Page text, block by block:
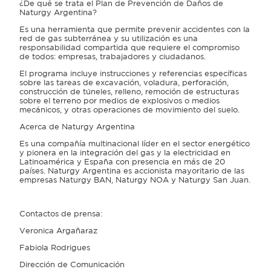
¿De qué se trata el Plan de Prevención de Daños de
Naturgy Argentina?
Es una herramienta que permite prevenir accidentes con la
red de gas subterránea y su utilización es una
responsabilidad compartida que requiere el compromiso
de todos: empresas, trabajadores y ciudadanos.
El programa incluye instrucciones y referencias específicas
sobre las tareas de excavación, voladura, perforación,
construcción de túneles, relleno, remoción de estructuras
sobre el terreno por medios de explosivos o medios
mecánicos, y otras operaciones de movimiento del suelo.
Acerca de Naturgy Argentina
Es una compañía multinacional líder en el sector energético
y pionera en la integración del gas y la electricidad en
Latinoamérica y España con presencia en más de 20
países. Naturgy Argentina es accionista mayoritario de las
empresas Naturgy BAN, Naturgy NOA y Naturgy San Juan.
Contactos de prensa:
Veronica Argañaraz
Fabiola Rodrigues
Dirección de Comunicación